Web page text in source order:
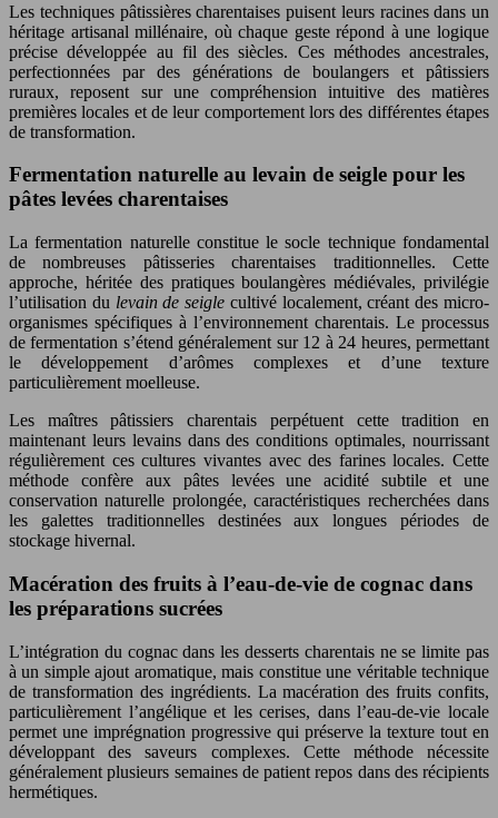
Les techniques pâtissières charentaises puisent leurs racines dans un
héritage artisanal millénaire, où chaque geste répond à une logique
précise développée au fil des siècles. Ces méthodes ancestrales,
perfectionnées par des générations de boulangers et pâtissiers
ruraux, reposent sur une compréhension intuitive des matières
premières locales et de leur comportement lors des différentes étapes
de transformation.
Fermentation naturelle au levain de seigle pour les
pâtes levées charentaises
La fermentation naturelle constitue le socle technique fondamental
de nombreuses pâtisseries charentaises traditionnelles. Cette
approche, héritée des pratiques boulangères médiévales, privilégie
l’utilisation du levain de seigle cultivé localement, créant des micro-
organismes spécifiques à l’environnement charentais. Le processus
de fermentation s’étend généralement sur 12 à 24 heures, permettant
le développement d’arômes complexes et d’une texture
particulièrement moelleuse.
Les maîtres pâtissiers charentais perpétuent cette tradition en
maintenant leurs levains dans des conditions optimales, nourrissant
régulièrement ces cultures vivantes avec des farines locales. Cette
méthode confère aux pâtes levées une acidité subtile et une
conservation naturelle prolongée, caractéristiques recherchées dans
les galettes traditionnelles destinées aux longues périodes de
stockage hivernal.
Macération des fruits à l’eau-de-vie de cognac dans
les préparations sucrées
L’intégration du cognac dans les desserts charentais ne se limite pas
à un simple ajout aromatique, mais constitue une véritable technique
de transformation des ingrédients. La macération des fruits confits,
particulièrement l’angélique et les cerises, dans l’eau-de-vie locale
permet une imprégnation progressive qui préserve la texture tout en
développant des saveurs complexes. Cette méthode nécessite
généralement plusieurs semaines de patient repos dans des récipients
hermétiques.